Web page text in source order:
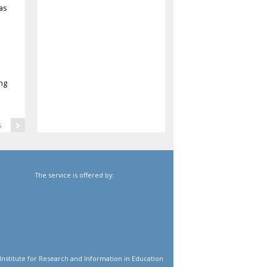
The service is offered by:
for Research and Information in Education